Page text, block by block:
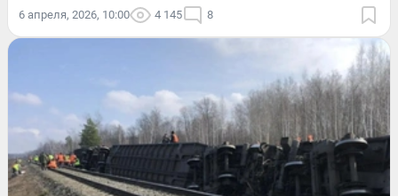
6 апреля, 2026, 10:00 4 145 8